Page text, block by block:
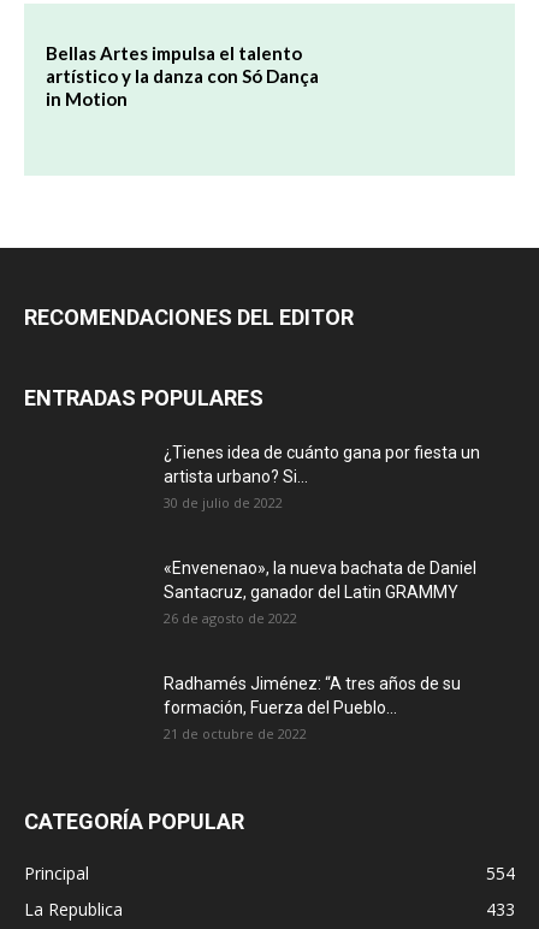
Bellas Artes impulsa el talento
artístico y la danza con Só Dança
in Motion
RECOMENDACIONES DEL EDITOR
ENTRADAS POPULARES
¿Tienes idea de cuánto gana por fiesta un
artista urbano? Si...
30 de julio de 2022
«Envenenao», la nueva bachata de Daniel
Santacruz, ganador del Latin GRAMMY
26 de agosto de 2022
Radhamés Jiménez: “A tres años de su
formación, Fuerza del Pueblo...
21 de octubre de 2022
CATEGORÍA POPULAR
Principal
554
La Republica
433